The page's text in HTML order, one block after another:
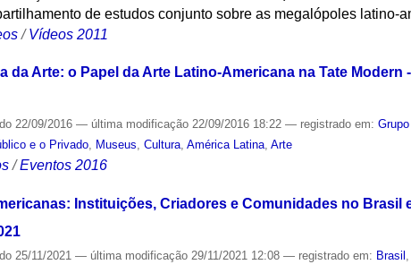
de estudos conjunto sobre as megalópoles latino-
/Vídeos 2011
da Arte: o Papel da Arte Latino-Americana na Tate Modern
22/09/2016— última modificação 22/09/2016 18:22— registrado em:
e o Privado, Museus,Cultura,América Latina,Arte
/Eventos 2016
Instituições, Criadores e Comunidades no Brasil
25/11/2021— última modificação 29/11/2021 12:08— registrado em: Brasil